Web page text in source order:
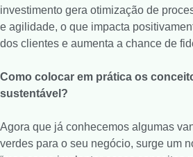
investimento gera otimização de
e agilidade, o que impacta
dos clientes e aumenta a chance de
Como colocar em prática os
sustentável?
Agora que já conhecemos algumas
verdes para o seu negócio, surge um